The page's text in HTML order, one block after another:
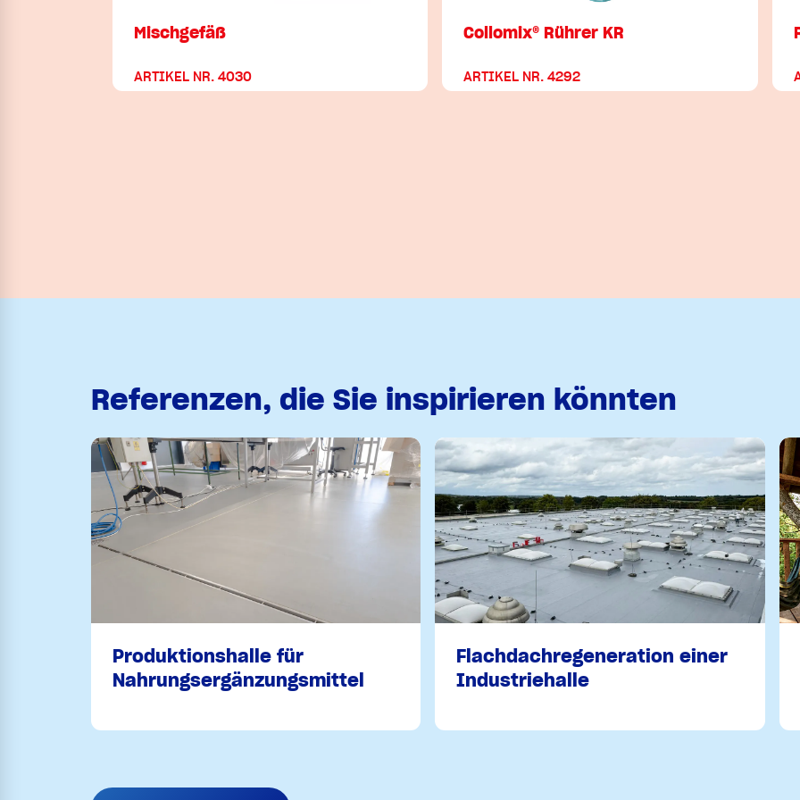
Mischgefäß
ARTIKEL NR. 4030
Collomix® Rührer KR
ARTIKEL NR. 4292
Referenzen, die Sie inspirieren könnten
Produktionshalle für
Nahrungsergänzungsmittel
Flachdachregeneration einer
Industriehalle